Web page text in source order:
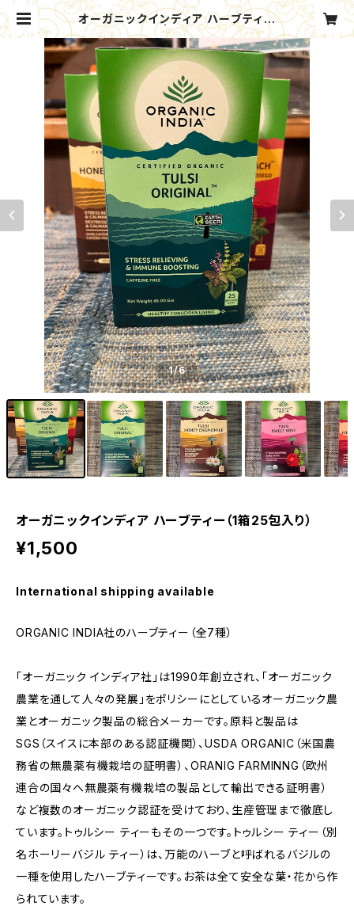
オーガニックインディア ハーブティー
（1箱25包入り） | 【公式】チベットレス
トラン タシデレ オンラインショップ
1/6
オーガニックインディア ハーブティー（1箱25包入り）
¥1,500
International shipping available
ORGANIC INDIA社のハーブティー（全7種）
「オーガニック インディア社」は1990年創立され、「オーガニック
農業を通して人々の発展」をポリシーにとしているオーガニック農
業とオーガニック製品の総合メーカーです。原料と製品は
SGS（スイスに本部のある認証機関）、USDA ORGANIC（米国農
務省の無農薬有機栽培の証明書）、ORANIG FARMINNG（欧州
連合の国々へ無農薬有機栽培の製品として輸出できる証明書）
など複数のオーガニック認証を受けており、生産管理まで徹底し
ています。トゥルシー ティーもその一つです。トゥルシー ティー（別
名ホーリーバジル ティー）は、万能のハーブと呼ばれるバジルの
一種を使用したハーブティーです。お茶は全て安全な葉・花から作
られています。